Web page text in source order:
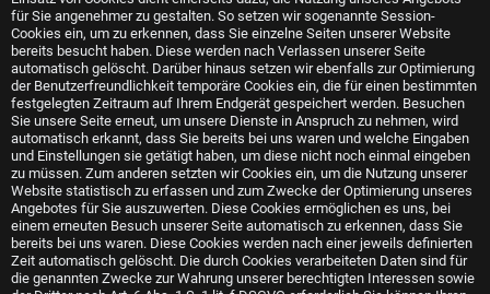
für Sie angenehmer zu gestalten. So setzen wir sogenannte Session-
Cookies ein, um zu erkennen, dass Sie einzelne Seiten unserer Website
bereits besucht haben. Diese werden nach Verlassen unserer Seite
automatisch gelöscht. Darüber hinaus setzen wir ebenfalls zur Optimierung
der Benutzerfreundlichkeit temporäre Cookies ein, die für einen bestimmten
festgelegten Zeitraum auf Ihrem Endgerät gespeichert werden. Besuchen
Sie unsere Seite erneut, um unsere Dienste in Anspruch zu nehmen, wird
automatisch erkannt, dass Sie bereits bei uns waren und welche Eingaben
und Einstellungen sie getätigt haben, um diese nicht noch einmal eingeben
zu müssen. Zum anderen setzten wir Cookies ein, um die Nutzung unserer
Website statistisch zu erfassen und zum Zwecke der Optimierung unseres
Angebotes für Sie auszuwerten. Diese Cookies ermöglichen es uns, bei
einem erneuten Besuch unserer Seite automatisch zu erkennen, dass Sie
bereits bei uns waren. Diese Cookies werden nach einer jeweils definierten
Zeit automatisch gelöscht. Die durch Cookies verarbeiteten Daten sind für
die genannten Zwecke zur Wahrung unserer berechtigten Interessen sowie